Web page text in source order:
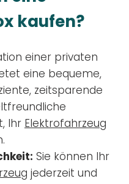
kaufen?
einer privaten
eine bequeme,
zeitsparende
Ihr Elektrofahrzeug
Sie können Ihr
jederzeit und